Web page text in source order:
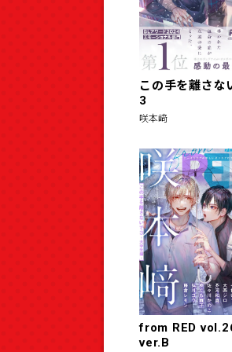
この手を離さな
3
咲本﨑
from RED
ver.B